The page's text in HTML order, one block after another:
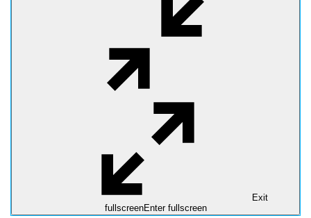
Exit
fullscreenEnter fullscreen